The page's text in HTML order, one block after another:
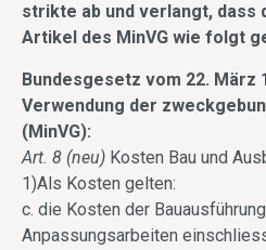
strikte ab und verlangt, dass
Artikel des MinVG wie folgt
Bundesgesetz vom 22. März
Verwendung der
(MinVG):
Art. 8 (neu) Kosten Bau und
1)Als Kosten gelten:
c. die Kosten der
Anpassungsarbeiten